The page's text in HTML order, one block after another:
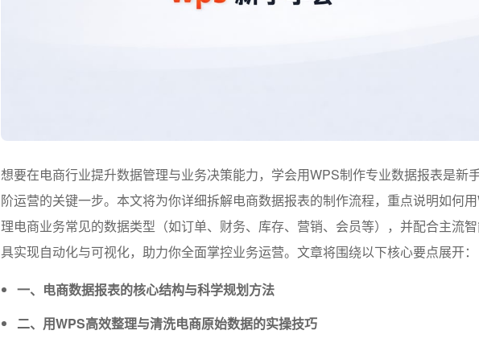
想要在电商行业提升数据管理与业务决策能力，学会用WPS制作专业数据报表是新
阶运营的关键一步。本文将为你详细拆解电商数据报表的制作流程，重点说明如何
理电商业务常见的数据类型（如订单、财务、库存、营销、会员等），并配合主流
具实现自动化与可视化，助力你全面掌控业务运营。文章将围绕以下核心要点展开：
一、电商数据报表的核心结构与科学规划方法
二、用WPS高效整理与清洗电商原始数据的实操技巧